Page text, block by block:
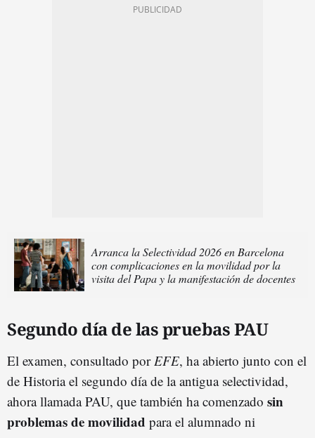
Arranca la Selectividad 2026 en Barcelona
con complicaciones en la movilidad por la
visita del Papa y la manifestación de docentes
Segundo día de las pruebas PAU
El examen, consultado por EFE, ha abierto junto con el
de Historia el segundo día de la antigua selectividad,
ahora llamada PAU, que también ha comenzado sin
problemas de movilidad para el alumnado ni